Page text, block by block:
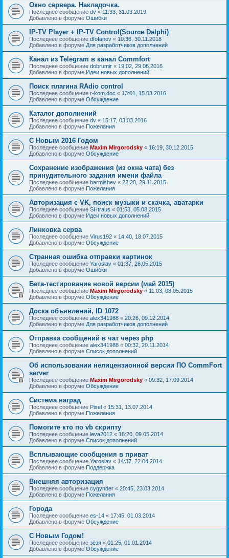
Окно сервера. Накладочка.
Последнее сообщение dv « 11:33, 31.03.2019
Добавлено в форуме Ошибки
IP-TV Player + IP-TV Control(Source Delphi)
Последнее сообщение dfofanov « 10:36, 30.11.2018
Добавлено в форуме Для разработчиков дополнений
Канал из Telegram в канал Commfort
Последнее сообщение dobrumir « 19:02, 29.08.2016
Добавлено в форуме Идеи новых дополнений
Поиск плагина RAdio control
Последнее сообщение r-kom.doc « 13:01, 15.03.2016
Добавлено в форуме Обсуждение
Каталог дополнений
Последнее сообщение dv « 15:17, 03.03.2016
Добавлено в форуме Пожелания
С Новым 2016 Годом
Последнее сообщение Maxim Mirgorodsky « 16:19, 30.12.2015
Добавлено в форуме Обсуждение
Сохранение изображения (из окна чата) без
принудительного задания имени файла
Последнее сообщение barmishev « 22:20, 29.11.2015
Добавлено в форуме Пожелания
Авторизация с VK, поиск музыки и скачка, аватарки
Последнее сообщение SHtraus « 01:53, 05.08.2015
Добавлено в форуме Идеи новых дополнений
Линковка серва
Последнее сообщение Virus192 « 14:40, 18.07.2015
Добавлено в форуме Обсуждение
Странная ошибка отправки картинок
Последнее сообщение Yaroslav « 01:37, 26.05.2015
Добавлено в форуме Ошибки
Бета-тестирование новой версии (май 2015)
Последнее сообщение Maxim Mirgorodsky « 11:03, 08.05.2015
Добавлено в форуме Обсуждение
Доска объявлений, ID 1072
Последнее сообщение alex341988 « 20:26, 09.12.2014
Добавлено в форуме Для разработчиков дополнений
Отправка сообщений в чат через php
Последнее сообщение alex341988 « 00:32, 20.11.2014
Добавлено в форуме Список дополнений
Об использовании нелицензионной версии ПО CommFort
server
Последнее сообщение Maxim Mirgorodsky « 09:32, 17.09.2014
Добавлено в форуме Обсуждение
Система наград
Последнее сообщение Pixel « 15:31, 13.07.2014
Добавлено в форуме Пожелания
Помогите кто по vb скрипту
Последнее сообщение leva2012 « 18:20, 09.05.2014
Добавлено в форуме Список дополнений
Всплывающие сообщения в приват
Последнее сообщение Yaroslav « 14:37, 22.04.2014
Добавлено в форуме Поддержка
Внешняя авторизация
Последнее сообщение cygynder « 20:45, 23.03.2014
Добавлено в форуме Пожелания
Города
Последнее сообщение es-14 « 17:45, 01.03.2014
Добавлено в форуме Обсуждение
С Новым Годом!
Последнее сообщение зёзя « 01:25, 01.01.2014
Добавлено в форуме Обсуждение